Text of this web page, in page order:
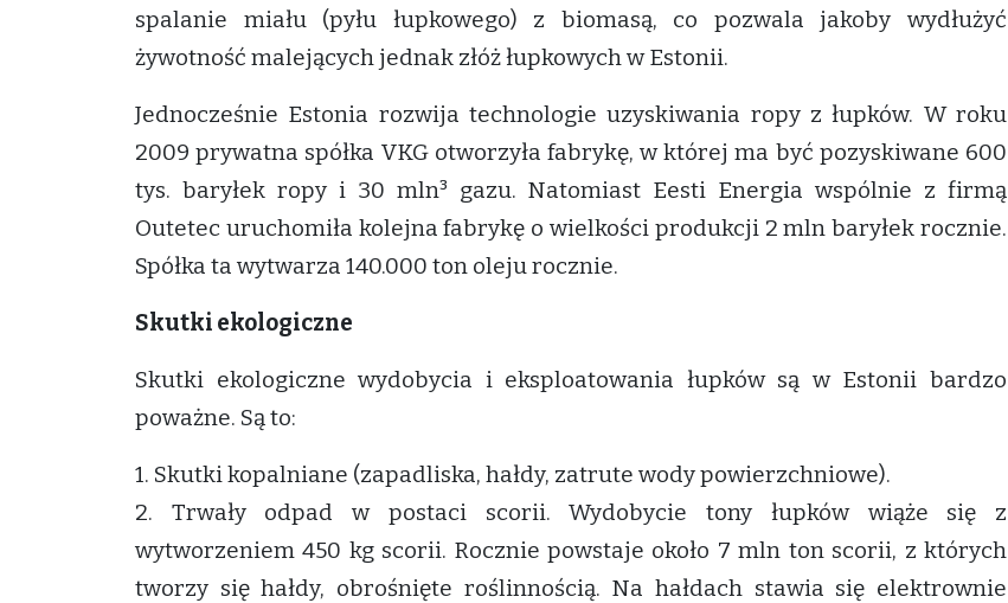
spalanie miału (pyłu łupkowego) z biomasą, co pozwala jakoby wydłużyć
żywotność malejących jednak złóż łupkowych w Estonii.
Jednocześnie Estonia rozwija technologie uzyskiwania ropy z łupków. W roku
2009 prywatna spółka VKG otworzyła fabrykę, w której ma być pozyskiwane 600
tys. baryłek ropy i 30 mln³ gazu. Natomiast Eesti Energia wspólnie z firmą
Outetec uruchomiła kolejna fabrykę o wielkości produkcji 2 mln baryłek rocznie.
Spółka ta wytwarza 140.000 ton oleju rocznie.
Skutki ekologiczne
Skutki ekologiczne wydobycia i eksploatowania łupków są w Estonii bardzo
poważne. Są to:
1. Skutki kopalniane (zapadliska, hałdy, zatrute wody powierzchniowe).
2. Trwały odpad w postaci scorii. Wydobycie tony łupków wiąże się z
wytworzeniem 450 kg scorii. Rocznie powstaje około 7 mln ton scorii, z których
tworzy się hałdy, obrośnięte roślinnością. Na hałdach stawia się elektrownie